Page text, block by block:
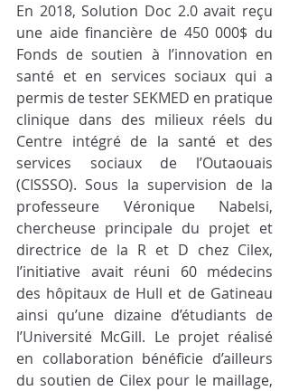
En 2018, Solution Doc 2.0 avait reçu
une aide financière de 450 000$ du
Fonds de soutien à l’innovation en
santé et en services sociaux qui a
permis de tester SEKMED en pratique
clinique dans des milieux réels du
Centre intégré de la santé et des
services sociaux de l’Outaouais
(CISSSO). Sous la supervision de la
professeure Véronique Nabelsi,
chercheuse principale du projet et
directrice de la R et D chez Cilex,
l’initiative avait réuni 60 médecins
des hôpitaux de Hull et de Gatineau
ainsi qu’une dizaine d’étudiants de
l’Université McGill. Le projet réalisé
en collaboration bénéficie d’ailleurs
du soutien de Cilex pour le maillage,